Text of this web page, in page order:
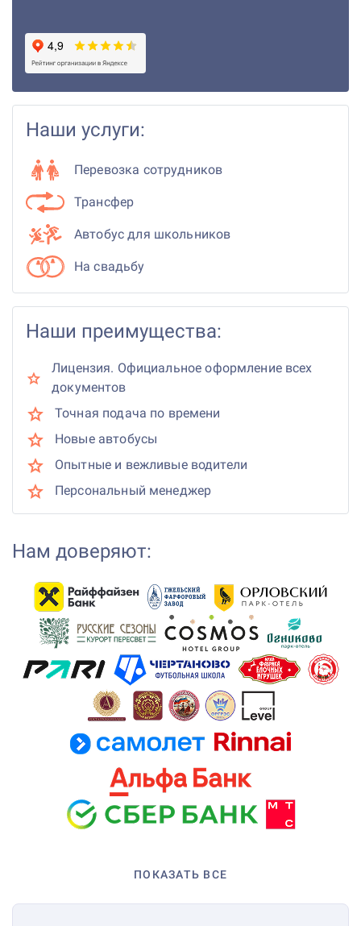
Наши услуги:
Перевозка сотрудников
Трансфер
Автобус для школьников
На свадьбу
Наши преимущества:
Лицензия. Официальное оформление всех
документов
Точная подача по времени
Новые автобусы
Опытные и вежливые водители
Персональный менеджер
Нам доверяют:
ПОКАЗАТЬ ВСЕ